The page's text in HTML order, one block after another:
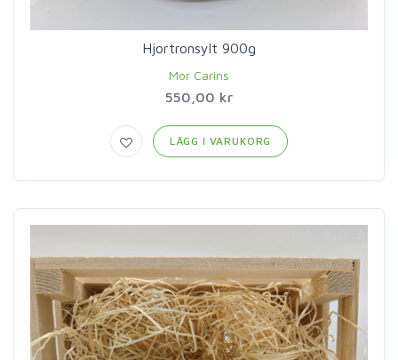
Hjortronsylt 900g
Mor Carins
550,00 kr
LÄGG I VARUKORG